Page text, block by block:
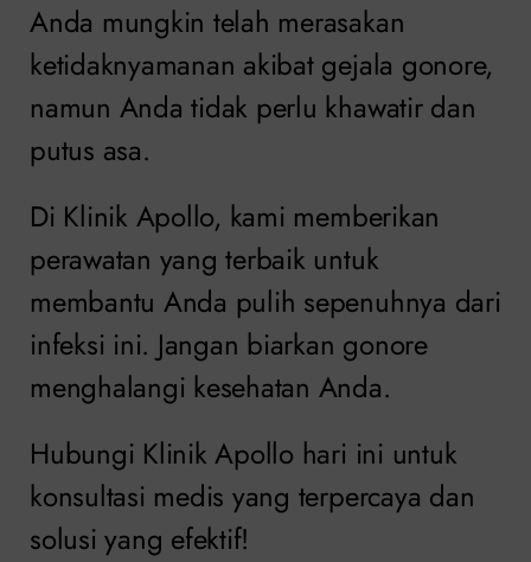
Anda mungkin telah merasakan
ketidaknyamanan akibat gejala gonore,
namun Anda tidak perlu khawatir dan
putus asa.
Di Klinik Apollo, kami memberikan
perawatan yang terbaik untuk
membantu Anda pulih sepenuhnya dari
infeksi ini. Jangan biarkan gonore
menghalangi kesehatan Anda.
Hubungi Klinik Apollo hari ini untuk
konsultasi medis yang terpercaya dan
solusi yang efektif!